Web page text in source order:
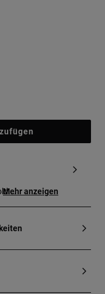
Mehr anzeigen